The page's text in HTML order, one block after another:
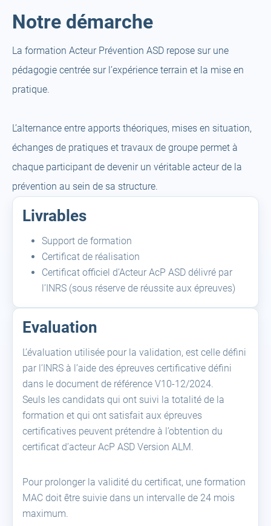
Notre démarche
La formation Acteur Prévention ASD repose sur une
pédagogie centrée sur l’expérience terrain et la mise en
pratique.
L’alternance entre apports théoriques, mises en situation,
échanges de pratiques et travaux de groupe permet à
chaque participant de devenir un véritable acteur de la
prévention au sein de sa structure.
Livrables
Support de formation
Certificat de réalisation
Certificat officiel d’Acteur AcP ASD délivré par
l’INRS (sous réserve de réussite aux épreuves)
Evaluation
L’évaluation utilisée pour la validation, est celle défini
par l’INRS à l’aide des épreuves certificative défini
dans le document de référence V10-12/2024.
Seuls les candidats qui ont suivi la totalité de la
formation et qui ont satisfait aux épreuves
certificatives peuvent prétendre à l’obtention du
certificat d’acteur AcP ASD Version ALM.
Pour prolonger la validité du certificat, une formation
MAC doit être suivie dans un intervalle de 24 mois
maximum.